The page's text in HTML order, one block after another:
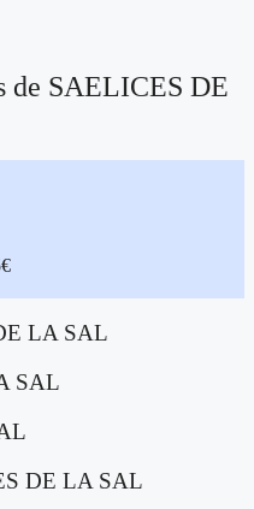
de SAELICES DE
LA SAL
SAL
DE LA SAL